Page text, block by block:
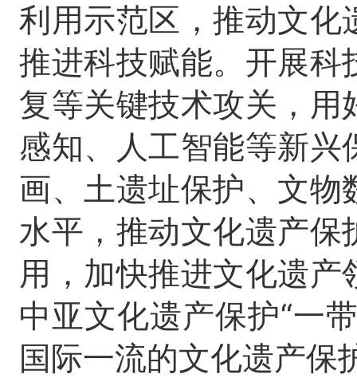
利用示范区，推动文化
推进科技赋能。开展科
复等关键技术攻关，
感知、人工智能等新
画、土遗址保护、文
水平，推动文化遗产保
用，加快推进文化遗
中亚文化遗产保护“一
国际一流的文化遗产保